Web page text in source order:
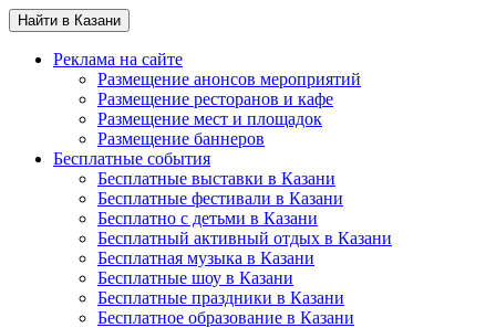
Найти в Казани
Реклама на сайте
Размещение анонсов мероприятий
Размещение ресторанов и кафе
Размещение мест и площадок
Размещение баннеров
Бесплатные события
Бесплатные выставки в Казани
Бесплатные фестивали в Казани
Бесплатно с детьми в Казани
Бесплатный активный отдых в Казани
Бесплатная музыка в Казани
Бесплатные шоу в Казани
Бесплатные праздники в Казани
Бесплатное образование в Казани